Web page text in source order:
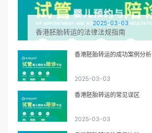
2025-03-03
香港胚胎转运的法律法规指南
香港胚胎转运的成功案例分析
2025-03-03
香港胚胎转运的常见误区
2025-03-03